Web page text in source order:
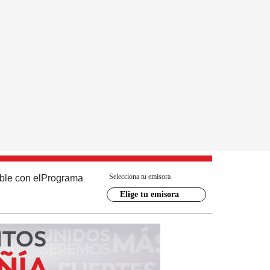
con el Programa Selecciona tu emisora
Elige tu emisora